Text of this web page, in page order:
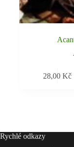
28,00Kč
Rychlé odkazy